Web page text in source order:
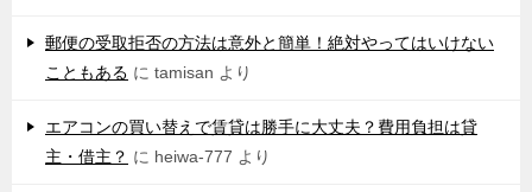
郵便の受取拒否の方法は意外と簡単！絶対やってはいけない
こともある に tamisan より
エアコンの買い替えで賃貸は勝手に大丈夫？費用負担は貸
主・借主？ に heiwa-777 より